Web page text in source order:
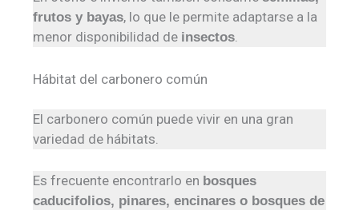
frutos y bayas, lo que le permite adaptarse a la
menor disponibilidad de insectos.
Hábitat del carbonero común
El carbonero común puede vivir en una gran
variedad de hábitats.
Es frecuente encontrarlo en bosques
caducifolios, pinares, encinares o bosques de